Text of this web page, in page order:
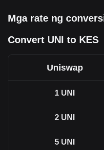
Mga rate ng
Convert UNI to KES
Uniswap
1 UNI
2 UNI
5 UNI